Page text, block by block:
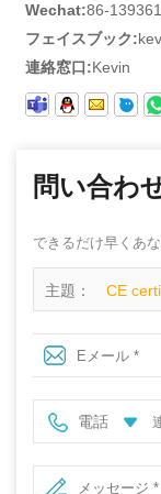
Wechat:86-
フェイスブック:
連絡窓口:Kevin
問い合わ
できるだけ早くあ
主題： CE
電話